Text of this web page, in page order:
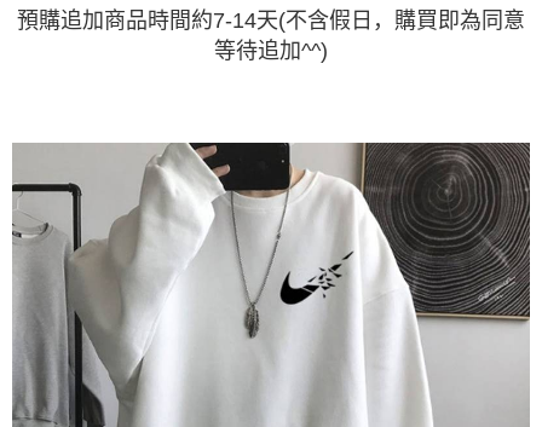
預購追加商品時間約7-14天(不含假日，購買即為同意
等待追加^^)